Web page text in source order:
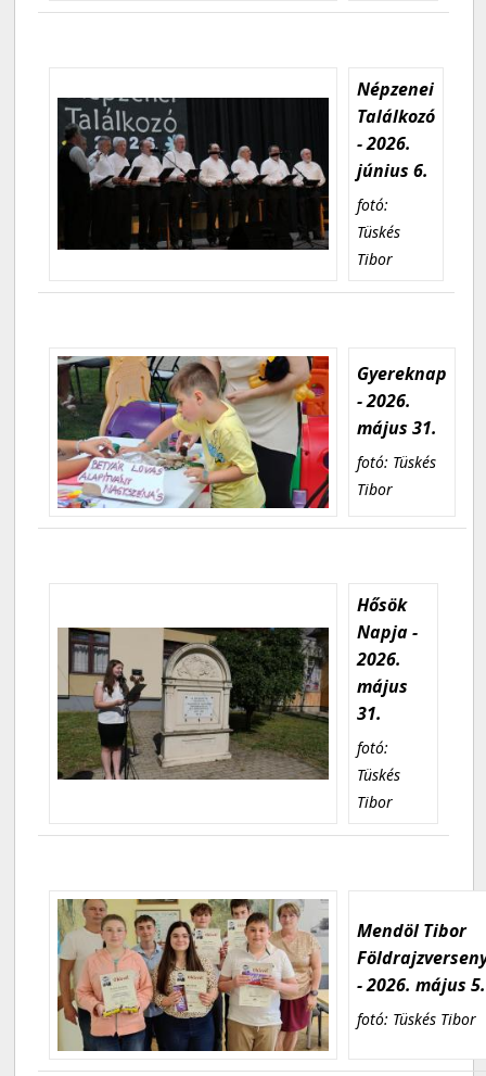
Népzenei
Találkozó
- 2026.
június 6.
fotó:
Tüskés
Tibor
Gyereknap
- 2026.
május 31.
fotó: Tüskés
Tibor
Hősök
Napja -
2026.
május
31.
fotó:
Tüskés
Tibor
Mendöl Tibor
- 2026. május 5.
fotó: Tüskés Tibor